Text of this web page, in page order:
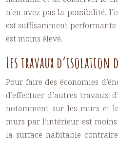
n’en avez pas la possibilité,
est suffisamment
est moins élevé.
Les travaux d’isolation
Pour faire des économies
d’effectuer d’autres travaux
notamment sur les murs et
murs par l’intérieur est
la surface habitable